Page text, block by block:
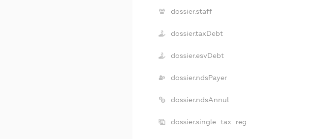
dossier.staff
dossier.taxDebt
dossier.esvDebt
dossier.ndsPayer
dossier.ndsAnnul
dossier.single_tax_reg